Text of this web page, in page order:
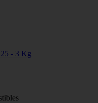
- 3 Kg